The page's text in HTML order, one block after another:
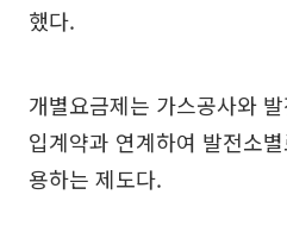
했다.
개별요금제는 가스공사와
입계약과 연계하여 발전소
용하는 제도다.